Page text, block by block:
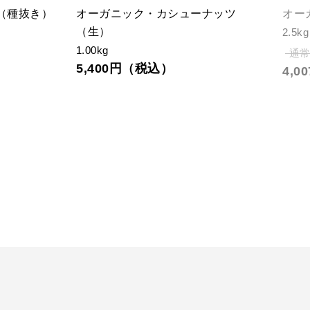
抜き）
オーガニック・カシューナッツ
（生）
1.00kg
5,400円（税込）
オー
2.5kg
通